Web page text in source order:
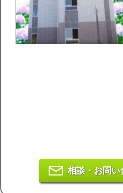
相談・お問い